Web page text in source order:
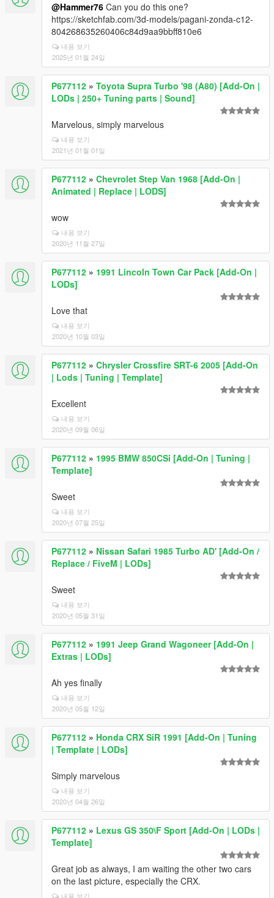
@Hammer76 Can you do this one?
https://sketchfab.com/3d-models/pagani-zonda-c12-
804268635260406c84d9aa9bbff810e6
내용 보기
2025년 01월 24일
P677112 » Toyota Supra Turbo '98 (A80) [Add-On |
LODs | 250+ Tuning parts | Sound]
Marvelous, simply marvelous
내용 보기
2021년 01월 01일
P677112 » Chevrolet Step Van 1968 [Add-On |
Animated | Replace | LODS]
wow
내용 보기
2020년 11월 27일
P677112 » 1991 Lincoln Town Car Pack [Add-On |
LODs]
Love that
내용 보기
2020년 10월 03일
P677112 » Chrysler Crossfire SRT-6 2005 [Add-On
| Lods | Tuning | Template]
Excellent
내용 보기
2020년 09월 06일
P677112 » 1995 BMW 850CSi [Add-On | Tuning |
Template]
Sweet
내용 보기
2020년 07월 25일
P677112 » Nissan Safari 1985 Turbo AD' [Add-On /
Replace / FiveM | LODs]
Sweet
내용 보기
2020년 05월 31일
P677112 » 1991 Jeep Grand Wagoneer [Add-On |
Extras | LODs]
Ah yes finally
내용 보기
2020년 05월 12일
P677112 » Honda CRX SiR 1991 [Add-On | Tuning
| Template | LODs]
Simply marvelous
내용 보기
2020년 04월 26일
P677112 » Lexus GS 350\F Sport [Add-On | LODs |
Template]
Great job as always, I am waiting the other two cars
on the last picture, especially the CRX.
내용 보기